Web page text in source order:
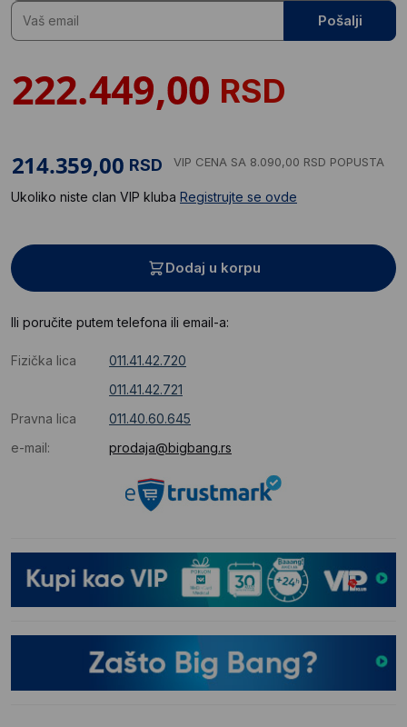
Pošalji
RSD
RSD VIP CENA SA 8.090,00 RSD POPUSTA
Ukoliko niste clan VIP kluba Registrujte se ovde
Dodaj u korpu
Ili poručite putem telefona ili email-a:
Fizička lica
011.41.42.720
011.41.42.721
Pravna lica
011.40.60.645
e-mail:
prodaja@bigbang.rs